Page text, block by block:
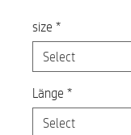
size *
Länge *